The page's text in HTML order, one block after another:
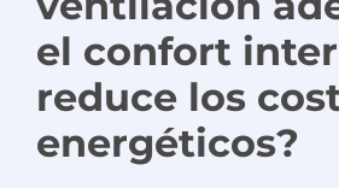
el confort
reduce los
energéticos?